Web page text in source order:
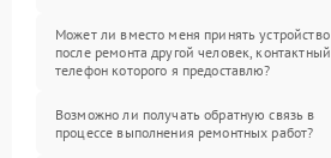
Может ли вместо меня принять устройство
после ремонта другой человек, контактный
телефон которого я предоставлю?
Возможно ли получать обратную связь в
процессе выполнения ремонтных работ?